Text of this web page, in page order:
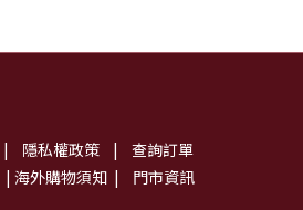
| 隱私權政策 | 查詢訂單
| 海外購物須知 | 門市資訊